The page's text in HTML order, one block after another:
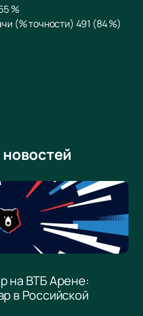
%
(% точности) 491 (84 %)
на ВТБ Арене:
в Российской